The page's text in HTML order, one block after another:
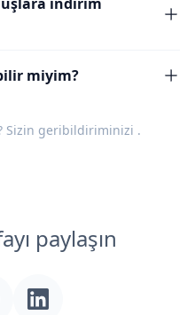
miyim?
Sizin geribildiriminizi .
paylaşın